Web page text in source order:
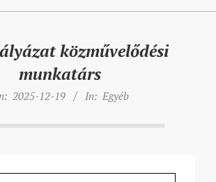
közművelődési
munkatárs
2025-12-19 In: Egyéb